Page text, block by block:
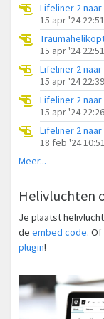
15 apr '24 22:51
15 apr '24 22:51
Lifeliner 2
15 apr '24 22:39
Lifeliner 2
15 apr '24 22:26
18 feb '24 10:51
Meer...
Helivluchten
Je plaatst
de embed code.
plugin!